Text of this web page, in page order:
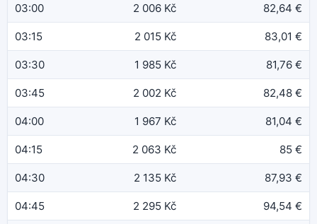
03:00 2 006 Kč 82,64 €
03:15 2 015 Kč 83,01 €
03:30 1 985 Kč 81,76 €
03:45 2 002 Kč 82,48 €
04:00 1 967 Kč 81,04 €
04:15 2 063 Kč 85 €
04:30 2 135 Kč 87,93 €
04:45 2 295 Kč 94,54 €